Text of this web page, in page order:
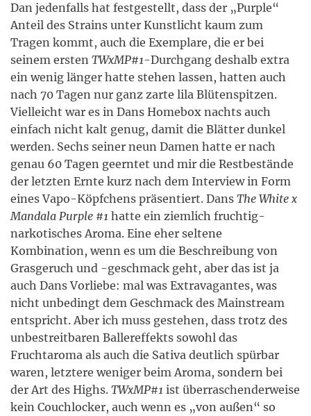
Dan jedenfalls hat festgestellt, dass der „Purple“
Anteil des Strains unter Kunstlicht kaum zum
Tragen kommt, auch die Exemplare, die er bei
seinem ersten TWxMP#1-Durchgang deshalb extra
ein wenig länger hatte stehen lassen, hatten auch
nach 70 Tagen nur ganz zarte lila Blütenspitzen.
Vielleicht war es in Dans Homebox nachts auch
einfach nicht kalt genug, damit die Blätter dunkel
werden. Sechs seiner neun Damen hatte er nach
genau 60 Tagen geerntet und mir die Restbestände
der letzten Ernte kurz nach dem Interview in Form
eines Vapo-Köpfchens präsentiert. Dans The White x
Mandala Purple #1 hatte ein ziemlich fruchtig-
narkotisches Aroma. Eine eher seltene
Kombination, wenn es um die Beschreibung von
Grasgeruch und -geschmack geht, aber das ist ja
auch Dans Vorliebe: mal was Extravagantes, was
nicht unbedingt dem Geschmack des Mainstream
entspricht. Aber ich muss gestehen, dass trotz des
unbestreitbaren Ballereffekts sowohl das
Fruchtaroma als auch die Sativa deutlich spürbar
waren, letztere weniger beim Aroma, sondern bei
der Art des Highs. TWxMP#1 ist überraschenderweise
kein Couchlocker, auch wenn es „von außen“ so